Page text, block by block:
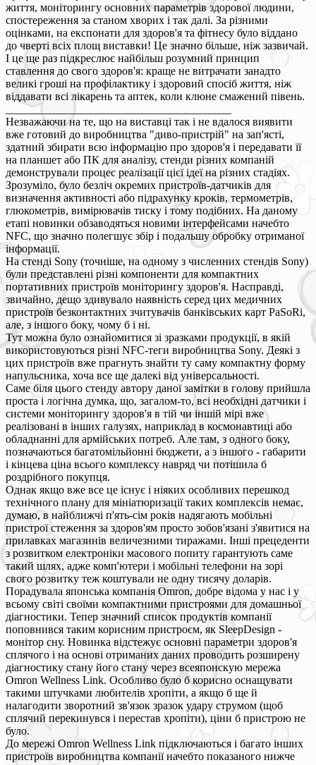
життя, моніторингу основних параметрів здорової людини,
спостереження за станом хворих і так далі. За різними
оцінками, на експонати для здоров'я та фітнесу було віддано
до чверті всіх площ виставки! Це значно більше, ніж зазвичай.
І це ще раз підкреслює найбільш розумний принцип
ставлення до свого здоров'я: краще не витрачати занадто
великі гроші на профілактику і здоровий спосіб життя, ніж
віддавати всі лікарень та аптек, коли клюне смажений півень.
________________________________________
Незважаючи на те, що на виставці так і не вдалося виявити
вже готовий до виробництва "диво-пристрій" на зап'ясті,
здатний збирати всю інформацію про здоров'я і передавати її
на планшет або ПК для аналізу, стенди різних компаній
демонстрували процес реалізації цієї ідеї на різних стадіях.
Зрозуміло, було безліч окремих пристроїв-датчиків для
визначення активності або підрахунку кроків, термометрів,
глюкометрів, вимірювачів тиску і тому подібних. На даному
етапі новинки обзаводяться новими інтерфейсами начебто
NFC, що значно полегшує збір і подальшу обробку отриманої
інформації.
На стенді Sony (точніше, на одному з численних стендів Sony)
були представлені різні компоненти для компактних
портативних пристроїв моніторингу здоров'я. Насправді,
звичайно, дещо здивувало наявність серед цих медичних
пристроїв безконтактних зчитувачів банківських карт PaSoRi,
але, з іншого боку, чому б і ні.
Тут можна було ознайомитися зі зразками продукції, в якій
використовуються різні NFC-теги виробництва Sony. Деякі з
цих пристроїв вже прагнуть знайти ту саму компактну форму
напульсника, хоча все ще далекі від універсальності.
Саме біля цього стенду автору даної замітки в голову прийшла
проста і логічна думка, що, загалом-то, всі необхідні датчики і
системи моніторингу здоров'я в тій чи іншій мірі вже
реалізовані в інших галузях, наприклад в космонавтиці або
обладнанні для армійських потреб. Але там, з одного боку,
позначаються багатомільйонні бюджети, а з іншого - габарити
і кінцева ціна всього комплексу навряд чи потішила б
роздрібного покупця.
Однак якщо вже все це існує і ніяких особливих перешкод
технічного плану для мініатюризації таких комплексів немає,
думаю, в найближчі п'ять-сім років надягають мобільні
пристрої стеження за здоров'ям просто зобов'язані з'явитися на
прилавках магазинів величезними тиражами. Інші прецеденти
з розвитком електроніки масового попиту гарантують саме
такий шлях, адже комп'ютери і мобільні телефони на зорі
свого розвитку теж коштували не одну тисячу доларів.
Порадувала японська компанія Omron, добре відома у нас і у
всьому світі своїми компактними пристроями для домашньої
діагностики. Тепер значний список продуктів компанії
поповнився таким корисним пристроєм, як SleepDesign -
монітор сну. Новинка відстежує основні параметри здоров'я
сплячого і на основі отриманих даних проводить розширену
діагностику стану його стану через всеяпонскую мережа
Omron Wellness Link. Особливо було б корисно оснащувати
такими штучками любителів хропіти, а якщо б ще й
налагодити зворотний зв'язок зразок удару струмом (щоб
сплячий перекинувся і перестав хропіти), ціни б пристрою не
було.
До мережі Omron Wellness Link підключаються і багато інших
пристроїв виробництва компанії начебто показаного нижче